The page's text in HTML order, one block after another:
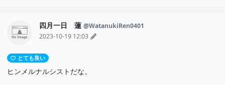
四月一日 蓮 @WatanukiRen0401
2023-10-19 12:03
とても良い
ヒンメルナルシストだな。